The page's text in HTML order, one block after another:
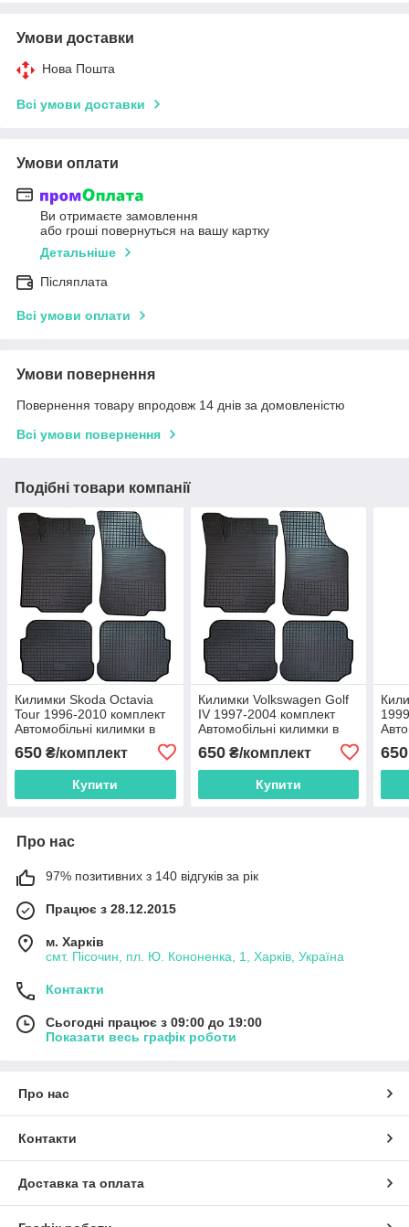
Умови доставки
Нова Пошта
Всі умови доставки
Умови оплати
Ви отримаєте замовлення
або гроші повернуться на вашу картку
Детальніше
Післяплата
Всі умови оплати
Умови повернення
Повернення товару впродовж 14 днів за домовленістю
Всі умови повернення
Подібні товари компанії
Килимки Skoda Octavia
Tour 1996-2010 комплект
Автомобільні килимки в
саллон Шкода Октавія Тур
650 ₴/комплект
Купити
Килимки Volkswagen Golf
IV 1997-2004 комплект
Автомобільні килимки в
Гольф 4
650₴/комплект
Купити
650
Про нас
97% позитивних з 140 відгуків за рік
Працює з 28.12.2015
м. Харків
смт. Пісочин, пл. Ю. Кононенка, 1, Харків, Україна
Контакти
Сьогодні працює з 09:00 до 19:00
Показати весь графік роботи
Про нас
Контакти
Доставка та оплата